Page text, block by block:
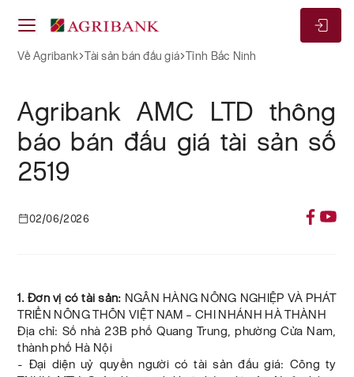
Về Agribank Tài sản bán đấu giá Tỉnh Bắc Ninh
Agribank AMC LTD thông
báo bán đấu giá tài sản số
2519
02/06/2026
1. Đơn vị có tài sản: NGÂN HÀNG NÔNG NGHIỆP VÀ PHÁT
TRIỂN NÔNG THÔN VIỆT NAM – CHI NHÁNH HÀ THÀNH
Địa chỉ: Số nhà 23B phố Quang Trung, phường Cửa Nam,
thành phố Hà Nội
- Đại diện uỷ quyền người có tài sản đấu giá: Công ty